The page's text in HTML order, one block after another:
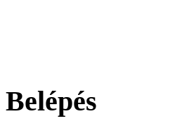
Belépés